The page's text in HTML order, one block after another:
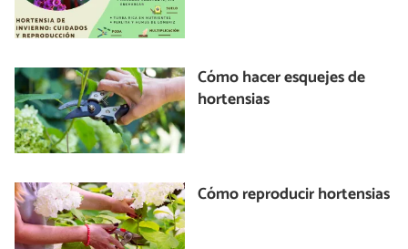
Cómo hacer esquejes de
hortensias
Cómo reproducir hortensias